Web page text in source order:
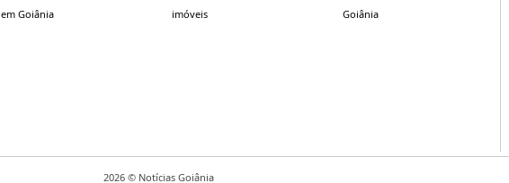
em Goiânia
imóveis
Goiânia
2026 © Notícias Goiânia